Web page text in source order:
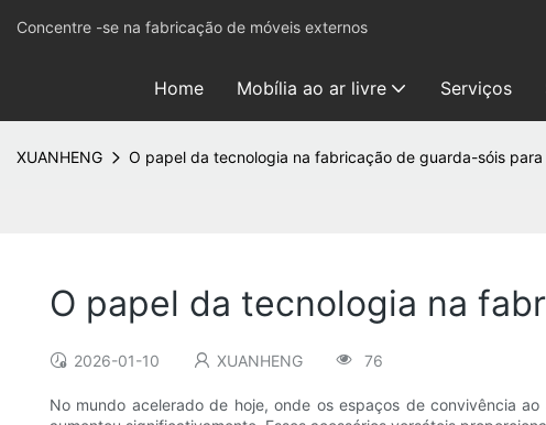
Concentre -se na fabricação de móveis externos
Home Mobília ao ar livre Serviços
XUANHENG O papel da tecnologia na fabricação de guarda-sóis para
O papel da tecnologia na
2026-01-10 XUANHENG 76
No mundo acelerado de hoje, onde os espaços de convivência